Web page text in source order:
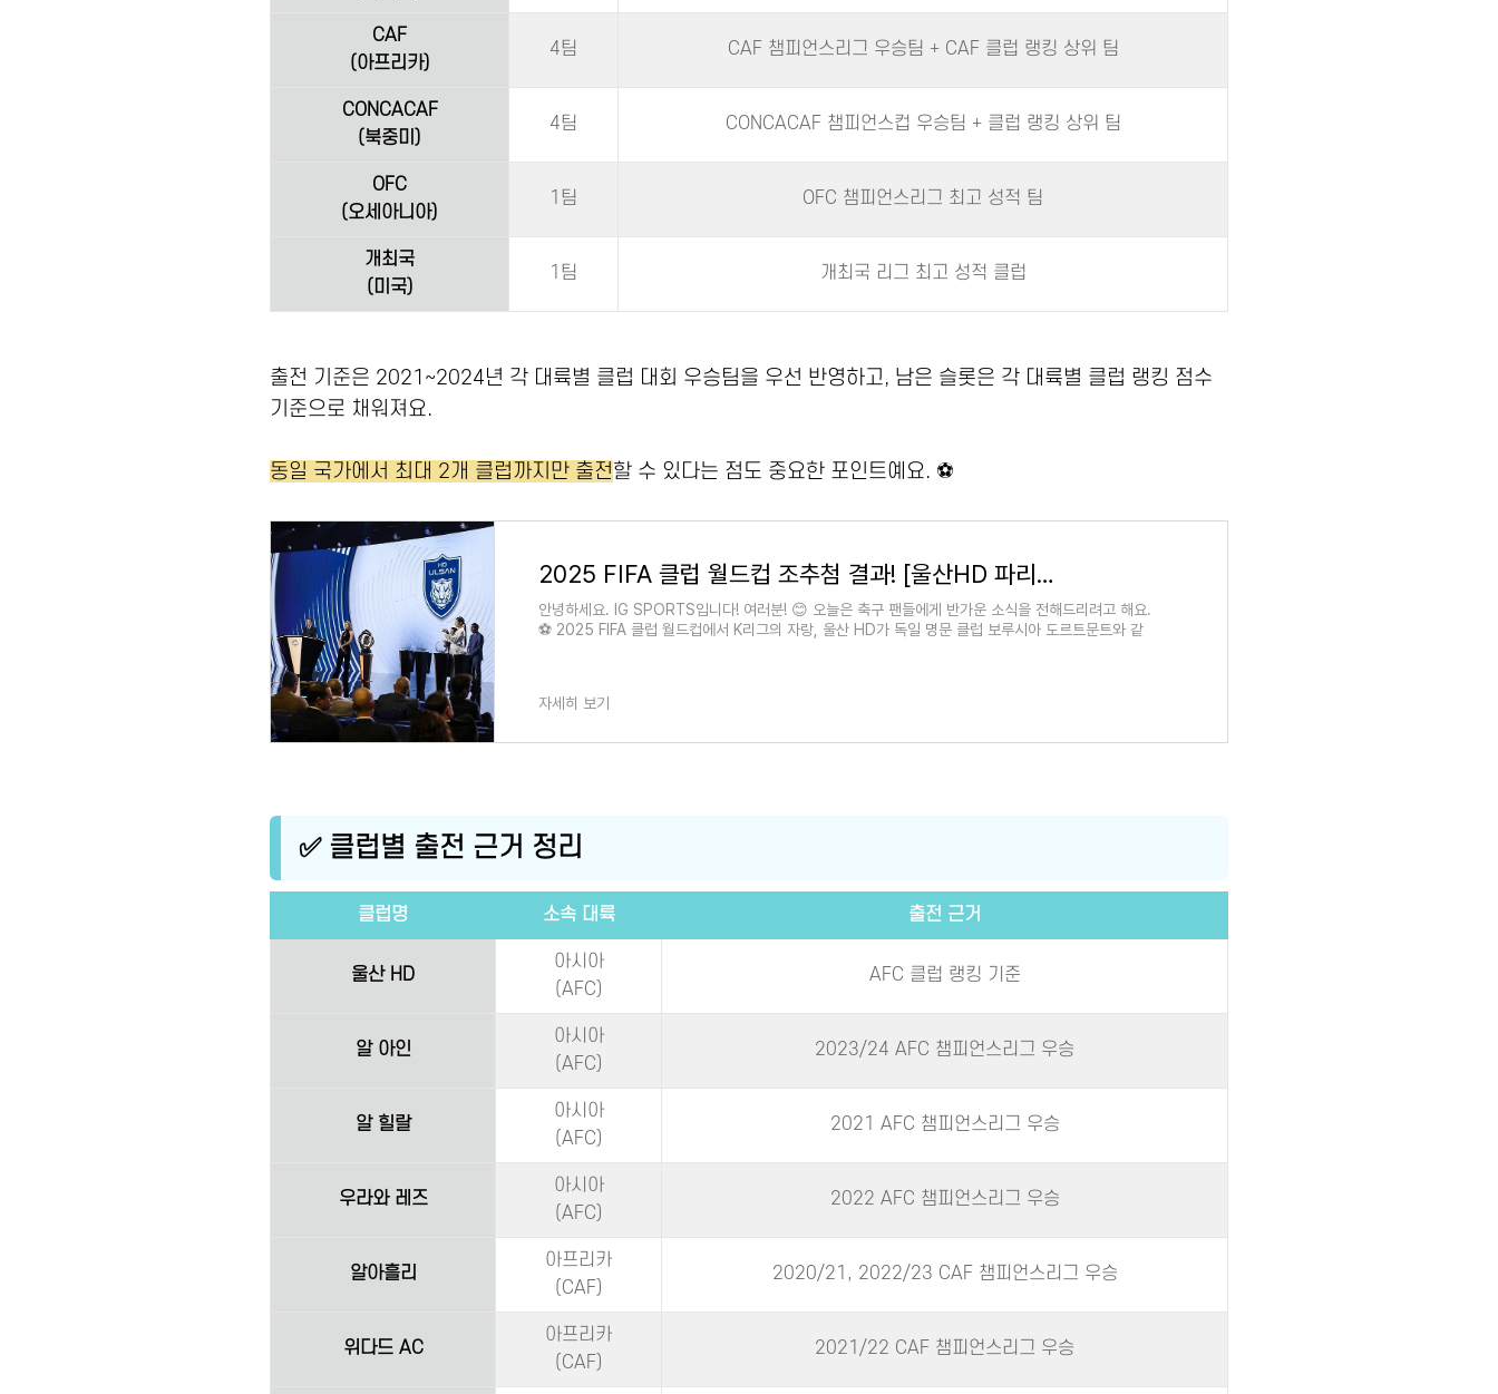
CAF
(아프리카)
4팀 CAF 챔피언스리그 우승팀 + CAF 클럽 랭킹 상위 팀
CONCACAF
(북중미)
4팀 CONCACAF 챔피언스컵 우승팀 + 클럽 랭킹 상위 팀
OFC
(오세아니아)
1팀 OFC 챔피언스리그 최고 성적 팀
개최국
(미국)
1팀 개최국 리그 최고 성적 클럽
출전 기준은 2021~2024년 각 대륙별 클럽 대회 우승팀을 우선 반영하고, 남은 슬롯은 각 대륙별 클럽 랭킹 점수
기준으로 채워져요.
동일 국가에서 최대 2개 클럽까지만 출전할 수 있다는 점도 중요한 포인트예요. ⚽️
2025 FIFA 클럽 월드컵 조추첨 결과! [울산HD 파리 생제르맹 바이에른 뮌헨 알 아인 대회 경기 일정
안녕하세요. IG SPORTS입니다! 여러분! 😊 오늘은 축구 팬들에게 반가운 소식을 전해드리려고 해요.
⚽ 2025 FIFA 클럽 월드컵에서 K리그의 자랑, 울산 HD가 독일 명문 클럽 보루시아 도르트문트와 같
자세히 보기
✅ 클럽별 출전 근거 정리
클럽명 소속 대륙 출전 근거
울산 HD
아시아
(AFC)
AFC 클럽 랭킹 기준
알 아인
아시아
(AFC)
2023/24 AFC 챔피언스리그 우승
알 힐랄
아시아
(AFC)
2021 AFC 챔피언스리그 우승
우라와 레즈
아시아
(AFC)
2022 AFC 챔피언스리그 우승
알아흘리
아프리카
(CAF)
2020/21, 2022/23 CAF 챔피언스리그 우승
위다드 AC
아프리카
(CAF)
2021/22 CAF 챔피언스리그 우승